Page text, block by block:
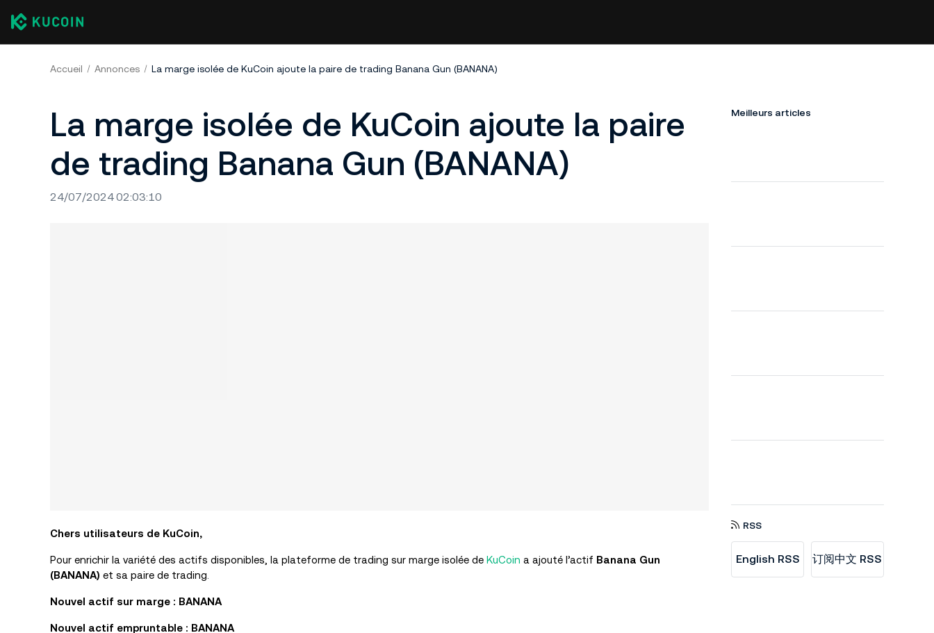
Accueil Annonces La marge isolée de KuCoin ajoute la paire de trading Banana Gun (BANANA)
La marge isolée de KuCoin ajoute la paire
de trading Banana Gun (BANANA)
24/07/2024 02:03:10
Chers utilisateurs de KuCoin,
Pour enrichir la variété des actifs disponibles, la plateforme de trading sur marge isolée de KuCoin a ajouté l’actif Banana Gun
(BANANA) et sa paire de trading
Nouvel actif sur marge : BANANA
Nouvel actif empruntable : BANANA
Meilleurs articles
RSS
English RSS 订阅中文 RSS